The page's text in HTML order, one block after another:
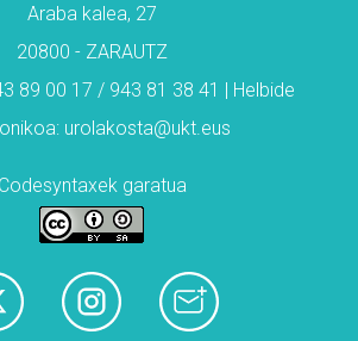
Araba kalea, 27
20800 - ZARAUTZ
89 00 17 / 943 81 38 41 | Helbide
urolakosta@ukt.eus
Codesyntaxek garatua